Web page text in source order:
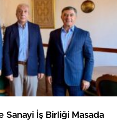
Sanayi İş Birliği Masada